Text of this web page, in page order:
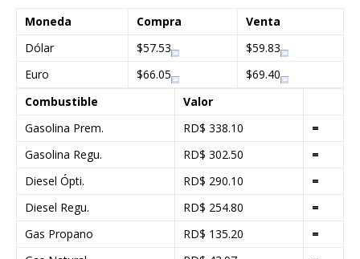
Moneda Compra
Venta
Dólar
$57.53
$59.83
Euro
$66.05
$69.40
Combustible
Valor
Gasolina Prem.
RD$ 338.10
=
Gasolina Regu.
RD$ 302.50
=
Diesel Ópti.
RD$ 290.10
=
Diesel Regu.
RD$ 254.80
=
Gas Propano
RD$ 135.20
=